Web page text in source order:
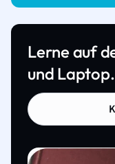
Lerne auf
und Laptop.